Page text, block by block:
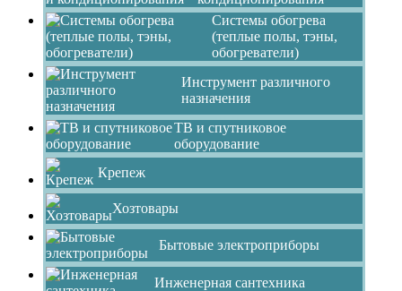
Системы обогрева
(теплые полы, тэны,
обогреватели)
Инструмент различного
назначения
ТВ и спутниковое
оборудование
Крепеж
Хозтовары
Бытовые электроприборы
Инженерная сантехника